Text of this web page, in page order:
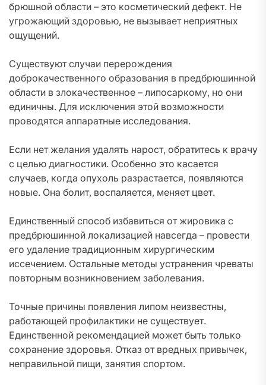
брюшной области – это косметический дефект. Не
угрожающий здоровью, не вызывает неприятных
ощущений.
Существуют случаи перерождения
доброкачественного образования в предбрюшинной
области в злокачественное – липосаркому, но они
единичны. Для исключения этой возможности
проводятся аппаратные исследования.
Если нет желания удалять нарост, обратитесь к врачу
с целью диагностики. Особенно это касается
случаев, когда опухоль разрастается, появляются
новые. Она болит, воспаляется, меняет цвет.
Единственный способ избавиться от жировика с
предбрюшинной локализацией навсегда – провести
его удаление традиционным хирургическим
иссечением. Остальные методы устранения чреваты
повторным возникновением заболевания.
Точные причины появления липом неизвестны,
работающей профилактики не существует.
Единственной рекомендацией может быть только
сохранение здоровья. Отказ от вредных привычек,
неправильной пищи, занятия спортом.